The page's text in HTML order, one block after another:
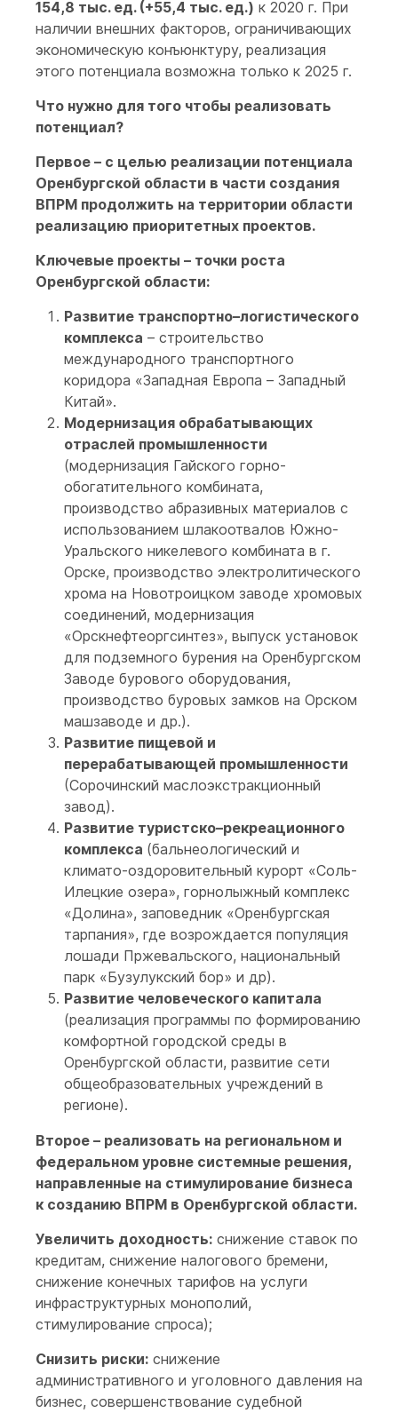
154,8 тыс. ед. (+55,4 тыс. ед.) к 2020 г. При
наличии внешних факторов, ограничивающих
экономическую конъюнктуру, реализация
этого потенциала возможна только к 2025 г.
Что нужно для того чтобы реализовать
потенциал?
Первое – с целью реализации потенциала
Оренбургской области в части создания
ВПРМ продолжить на территории области
реализацию приоритетных проектов.
Ключевые проекты – точки роста
Оренбургской области:
Развитие транспортно–логистического
комплекса – строительство
международного транспортного
коридора «Западная Европа – Западный
Китай».
Модернизация обрабатывающих
отраслей промышленности
(модернизация Гайского горно-
обогатительного комбината,
производство абразивных материалов с
использованием шлакоотвалов Южно-
Уральского никелевого комбината в г.
Орске, производство электролитического
хрома на Новотроицком заводе хромовых
соединений, модернизация
«Орскнефтеоргсинтез», выпуск установок
для подземного бурения на Оренбургском
Заводе бурового оборудования,
производство буровых замков на Орском
машзаводе и др.).
Развитие пищевой и
перерабатывающей промышленности
(Сорочинский маслоэкстракционный
завод).
Развитие туристско–рекреационного
комплекса (бальнеологический и
климато-оздоровительный курорт «Соль-
Илецкие озера», горнолыжный комплекс
«Долина», заповедник «Оренбургская
тарпания», где возрождается популяция
лошади Пржевальского, национальный
парк «Бузулукский бор» и др).
Развитие человеческого капитала
(реализация программы по формированию
комфортной городской среды в
Оренбургской области, развитие сети
общеобразовательных учреждений в
регионе).
Второе – реализовать на региональном и
федеральном уровне системные решения,
направленные на стимулирование бизнеса
к созданию ВПРМ в Оренбургской области.
Увеличить доходность: снижение ставок по
кредитам, снижение налогового бремени,
снижение конечных тарифов на услуги
инфраструктурных монополий,
стимулирование спроса);
Снизить риски: снижение
административного и уголовного давления на
бизнес, совершенствование судебной